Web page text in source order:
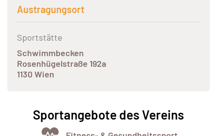
Austragungsort
Sportstätte
Schwimmbecken
Rosenhügelstraße 192a
1130 Wien
Sportangebote des Vereins